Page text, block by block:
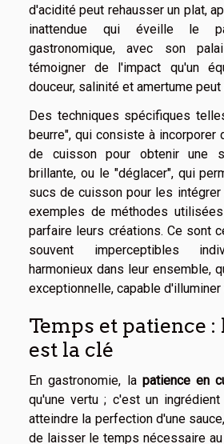
d'acidité peut rehausser un plat,
inattendue qui éveille le
gastronomique, avec son
témoigner de l'impact qu'un
douceur, salinité et amertume
Des techniques spécifiques
beurre", qui consiste à incorporer
de cuisson pour obtenir une
brillante, ou le "déglacer", qui
sucs de cuisson pour les
exemples de méthodes
parfaire leurs créations. Ce sont
souvent imperceptibles
harmonieux dans leur ensemble,
exceptionnelle, capable d'illuminer
Temps et patience :
est la clé
En gastronomie, la patience en
qu'une vertu ; c'est un
atteindre la perfection d'une
de laisser le temps nécessaire